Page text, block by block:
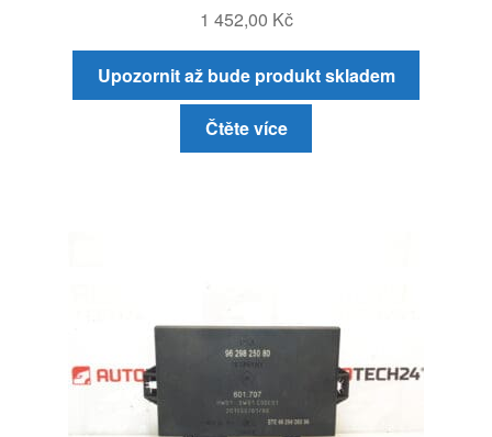
1 452,00 Kč
Upozornit až bude produkt skladem
Čtěte více